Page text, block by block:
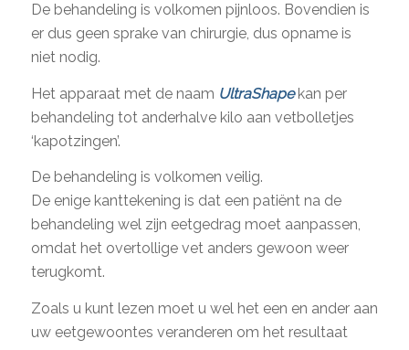
De behandeling is volkomen pijnloos. Bovendien is
er dus geen sprake van chirurgie, dus opname is
niet nodig.
Het apparaat met de naam UltraShapekan per
behandeling tot anderhalve kilo aan vetbolletjes
‘kapotzingen’.
De behandeling is volkomen veilig.
De enige kanttekening is dat een patiënt na de
behandeling wel zijn eetgedrag moet aanpassen,
omdat het overtollige vet anders gewoon weer
terugkomt.
Zoals u kunt lezen moet u wel het een en ander aan
uw eetgewoontes veranderen om het resultaat